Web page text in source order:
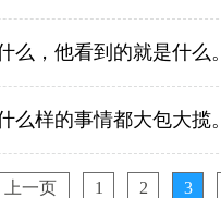
么，他看到的就是什么。
么样的事情都大包大揽。
上一页 1 2 3